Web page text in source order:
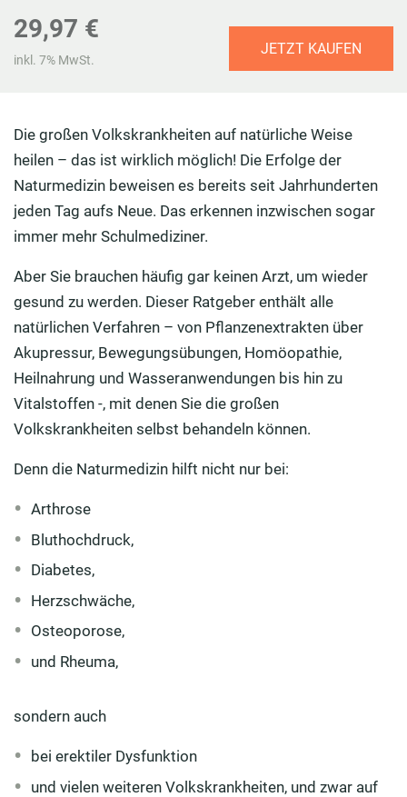
29,97 €
inkl. 7% MwSt.
JETZT KAUFEN
Die großen Volkskrankheiten auf natürliche Weise
heilen – das ist wirklich möglich! Die Erfolge der
Naturmedizin beweisen es bereits seit Jahrhunderten
jeden Tag aufs Neue. Das erkennen inzwischen sogar
immer mehr Schulmediziner.
Aber Sie brauchen häufig gar keinen Arzt, um wieder
gesund zu werden. Dieser Ratgeber enthält alle
natürlichen Verfahren – von Pflanzenextrakten über
Akupressur, Bewegungsübungen, Homöopathie,
Heilnahrung und Wasseranwendungen bis hin zu
Vitalstoffen -, mit denen Sie die großen
Volkskrankheiten selbst behandeln können.
Denn die Naturmedizin hilft nicht nur bei:
Arthrose
Bluthochdruck,
Diabetes,
Herzschwäche,
Osteoporose,
und Rheuma,
sondern auch
bei erektiler Dysfunktion
und vielen weiteren Volkskrankheiten, und zwar auf